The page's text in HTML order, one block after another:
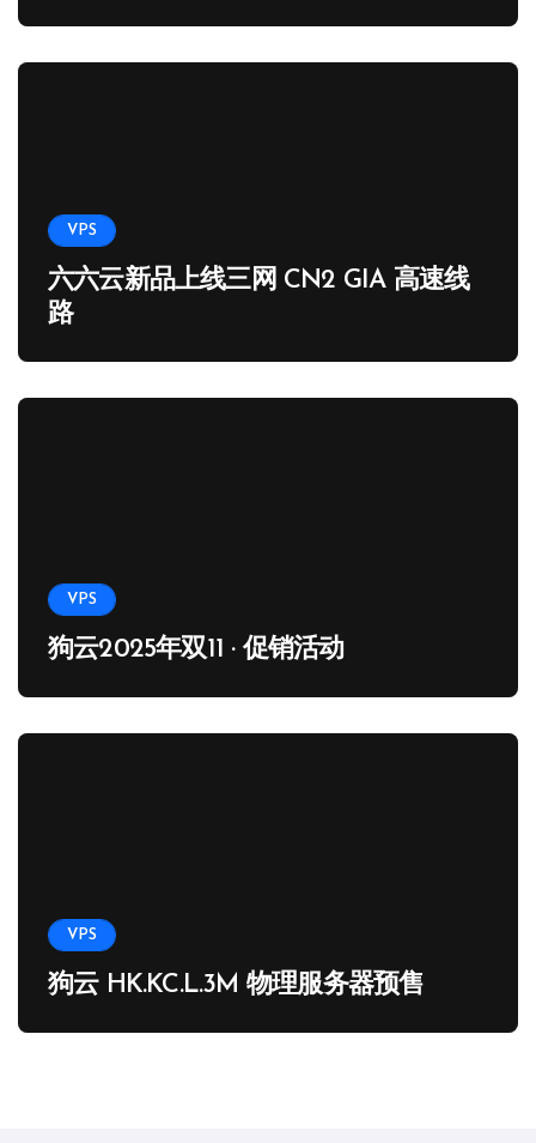
VPS
六六云新品上线三网 CN2 GIA 高速线
路
VPS
狗云2025年双11 · 促销活动
VPS
狗云 HK.KC.L.3M 物理服务器预售